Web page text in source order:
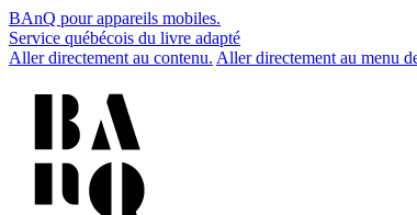
BAnQ pour appareils mobiles.
Service québécois du livre adapté
Aller directement au contenu. Aller directement au menu